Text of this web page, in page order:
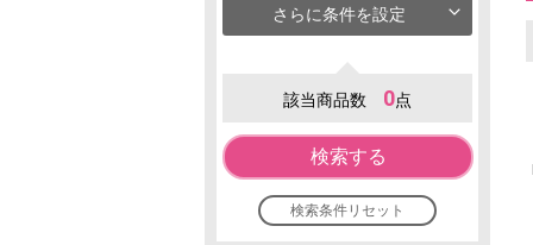
さらに条件を設定
該当商品数 0点
検索する
検索条件リセット